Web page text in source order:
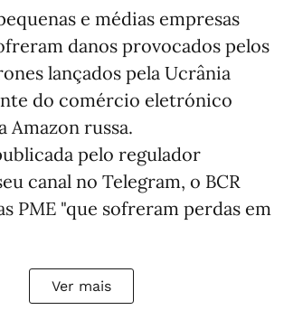
e médias empresas
danos provocados pelos
lançados pela Ucrânia
do comércio eletrónico
Amazon russa.
pelo regulador
canal no Telegram, o BCR
PME "que sofreram perdas em
Ver mais